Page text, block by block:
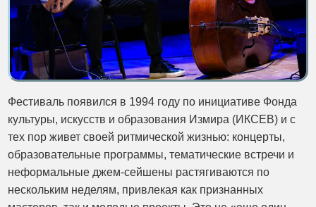
Фестиваль появился в 1994 году по инициативе Фонда
культуры, искусств и образования Измира (ИКСЕВ) и с
тех пор живет своей ритмической жизнью: концерты,
образовательные программы, тематические встречи и
неформальные джем-сейшены растягиваются по
нескольким неделям, привлекая как признанных